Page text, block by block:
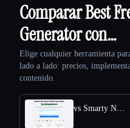
Comparar Best
Generator con…
Elige cualquier herramienta
lado a lado: precios,
contenido.
vs Smarty Names